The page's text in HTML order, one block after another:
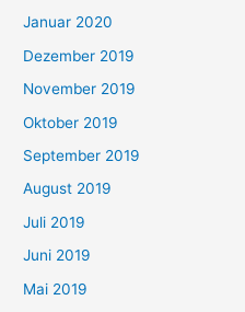
Januar 2020
Dezember 2019
November 2019
Oktober 2019
September 2019
August 2019
Juli 2019
Juni 2019
Mai 2019